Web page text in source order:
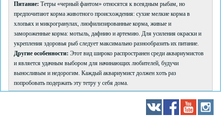
Питание: Тетры «черный фантом» относятся к всеядным рыбам, но
предпочитают корма животного происхождения: сухие мелкие корма в
хлопьях и микрогранулах, лиофилизированные корма, живые и
замороженные корма: мотыль, дафнию и артемию. Для усиления окраски и
укрепления здоровья рыб следует максимально разнообразить их питание.
Другие особенности: Этот вид широко распространен среди аквариумистов
и является удачным выбором для начинающих любителей, будучи
выносливым и недорогим. Каждый аквариумист должен хоть раз
попробовать подержать эту тетру у себя дома.